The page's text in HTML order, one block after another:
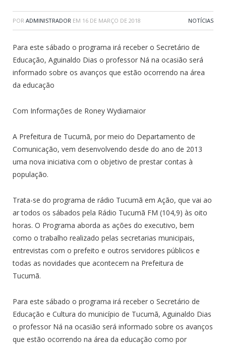
POR ADMINISTRADOR EM 16 DE MARÇO DE 2018 NOTÍCIAS
Para este sábado o programa irá receber o Secretário de
Educação, Aguinaldo Dias o professor Ná na ocasião será
informado sobre os avanços que estão ocorrendo na área
da educação
Com Informações de Roney Wydiamaior
A Prefeitura de Tucumã, por meio do Departamento de
Comunicação, vem desenvolvendo desde do ano de 2013
uma nova iniciativa com o objetivo de prestar contas à
população.
Trata-se do programa de rádio Tucumã em Ação, que vai ao
ar todos os sábados pela Rádio Tucumã FM (104,9) às oito
horas. O Programa aborda as ações do executivo, bem
como o trabalho realizado pelas secretarias municipais,
entrevistas com o prefeito e outros servidores públicos e
todas as novidades que acontecem na Prefeitura de
Tucumã.
Para este sábado o programa irá receber o Secretário de
Educação e Cultura do município de Tucumã, Aguinaldo Dias
o professor Ná na ocasião será informado sobre os avanços
que estão ocorrendo na área da educação como por